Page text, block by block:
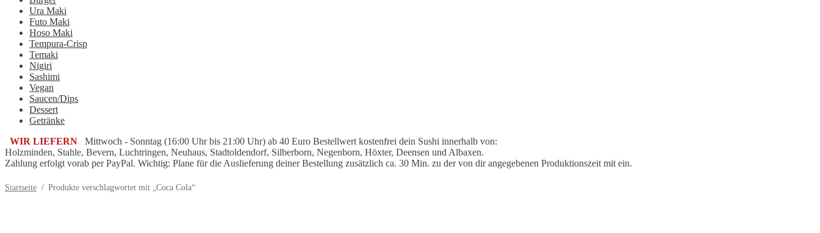
Ura Maki
Futo Maki
Hoso Maki
Tempura-Crisp
Temaki
Nigiri
Sashimi
Vegan
Saucen/Dips
Dessert
Getränke
WIR LIEFERN
Mittwoch - Sonntag (16:00 Uhr bis 21:00 Uhr) ab 40 Euro Bestellwert kostenfrei dein Sushi innerhalb von:
Holzminden, Stahle, Bevern, Luchtringen, Neuhaus, Stadtoldendorf, Silberborn, Negenborn, Höxter, Deensen und Albaxen.
Zahlung erfolgt vorab per PayPal. Wichtig: Plane für die Auslieferung deiner Bestellung zusätzlich ca. 30 Min. zu der von dir angegebenen Produktionszeit mit ein.
Startseite / Produkte verschlagwortet mit „Coca Cola“